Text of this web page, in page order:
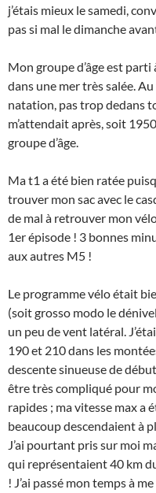
j’étais mieux le samedi,
pas si mal le dimanche
Mon groupe d’âge est
dans une mer très salée.
natation, pas trop dedans
m’attendait après, soit
groupe d’âge.
Ma t1 a été bien ratée
trouver mon sac avec le
de mal à retrouver mon
1er épisode ! 3 bonnes
aux autres M5 !
Le programme vélo était
(soit grosso modo le
un peu de vent latéral.
190 et 210 dans les
descente sinueuse de
être très compliqué pour
rapides ; ma vitesse max a
beaucoup descendaient à
J’ai pourtant pris sur moi
qui représentaient 40 km
! J’ai passé mon temps à